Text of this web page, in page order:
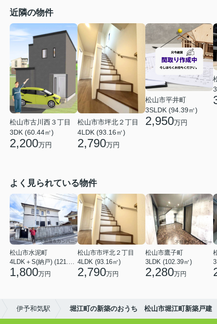
近隣の物件
松山市古川西３丁目
3DK (60.44㎡)
2,200万円
松山市市坪北２丁目
4LDK (93.16㎡)
2,790万円
松山市平井町
3SLDK (94.39㎡)
2,950万円
よく見られている物件
松山市水泥町
4LDK＋S(納戸) (121.00㎡)
1,800万円
松山市市坪北２丁目
4LDK (93.16㎡)
2,790万円
松山市鷹子町
3LDK (102.39㎡)
2,280万円
伊予和気駅 堀江町の新築のおうち 松山市堀江町新築戸建